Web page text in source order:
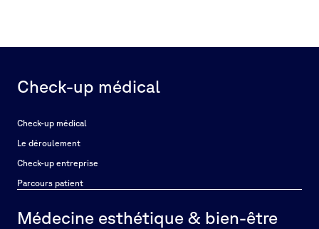
Check-up médical
Check-up médical
Le déroulement
Check-up entreprise
Parcours patient
Médecine esthétique & bien-être